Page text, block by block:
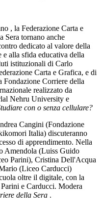
, la Federazione Carta e
Sera tornano anche
dedicato al valore della
alla sfida educativa della
istituzionali di Carlo
Carta e Grafica, e di
Fondazione Corriere della
realizzato da
Nehru University e
con o senza cellulare?
Cangini (Fondazione
Italia) discuteranno
di apprendimento. Nella
Amendola (Luiss Guido
Parini), Cristina Dell'Acqua
(Liceo Carducci)
oltre il digitale, con la
e Carducci. Modera
della Sera .